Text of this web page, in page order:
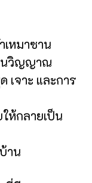
เหมาซาน
นวิญญาณ
เจาะ และการ
ห้กลายเป็น
าน